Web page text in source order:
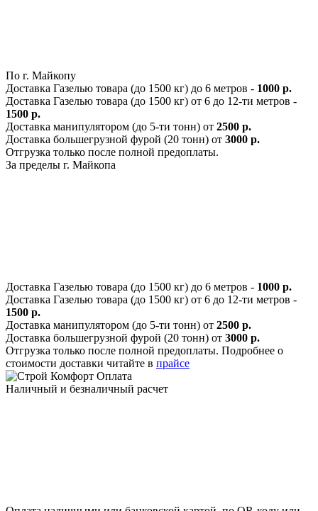
По г. Майкопу
Доставка Газелью товара (до 1500 кг) до 6 метров - 1000 р.
Доставка Газелью товара (до 1500 кг) от 6 до 12-ти метров -
1500 р.
Доставка манипулятором (до 5-ти тонн) от 2500 р.
Доставка большегрузной фурой (20 тонн) от 3000 р.
Отгрузка только после полной предоплаты.
За пределы г. Майкопа
Доставка Газелью товара (до 1500 кг) до 6 метров - 1000 р.
Доставка Газелью товара (до 1500 кг) от 6 до 12-ти метров -
1500 р.
Доставка манипулятором (до 5-ти тонн) от 2500 р.
Доставка большегрузной фурой (20 тонн) от 3000 р.
Отгрузка только после полной предоплаты. Подробнее о
стоимости доставки читайте в прайсе
Оплата
Наличный и безналичный расчет